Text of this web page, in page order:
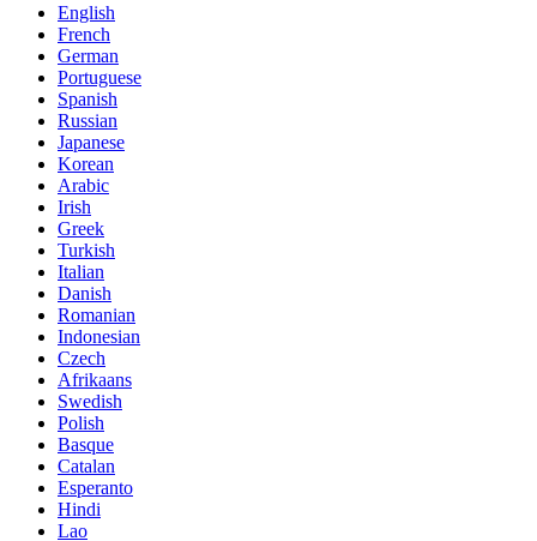
English
French
German
Portuguese
Spanish
Russian
Japanese
Korean
Arabic
Irish
Greek
Turkish
Italian
Danish
Romanian
Indonesian
Czech
Afrikaans
Swedish
Polish
Basque
Catalan
Esperanto
Hindi
Lao